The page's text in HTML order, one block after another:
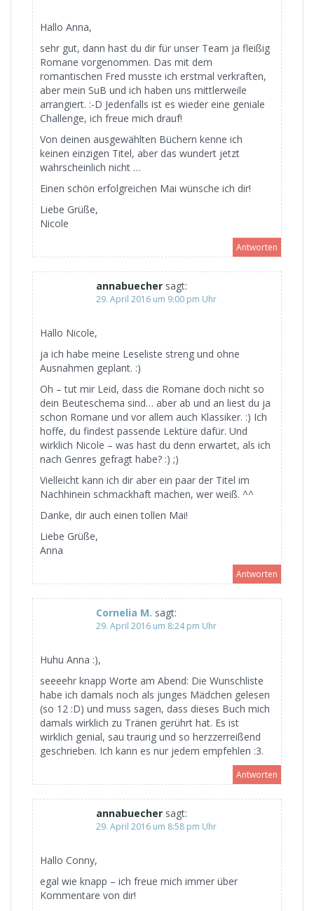
Hallo Anna,
sehr gut, dann hast du dir für unser Team ja fleißig
Romane vorgenommen. Das mit dem
romantischen Fred musste ich erstmal verkraften,
aber mein SuB und ich haben uns mittlerweile
arrangiert. :-D Jedenfalls ist es wieder eine geniale
Challenge, ich freue mich drauf!
Von deinen ausgewählten Büchern kenne ich
keinen einzigen Titel, aber das wundert jetzt
wahrscheinlich nicht …
Einen schön erfolgreichen Mai wünsche ich dir!
Liebe Grüße,
Nicole
Antworten
annabuecher sagt:
29. April 2016 um 9:00 pm Uhr
Hallo Nicole,
ja ich habe meine Leseliste streng und ohne
Ausnahmen geplant. :)
Oh – tut mir Leid, dass die Romane doch nicht so
dein Beuteschema sind… aber ab und an liest du ja
schon Romane und vor allem auch Klassiker. :) Ich
hoffe, du findest passende Lektüre dafür. Und
wirklich Nicole – was hast du denn erwartet, als ich
nach Genres gefragt habe? :) ;)
Vielleicht kann ich dir aber ein paar der Titel im
Nachhinein schmackhaft machen, wer weiß. ^^
Danke, dir auch einen tollen Mai!
Liebe Grüße,
Anna
Antworten
Cornelia M. sagt:
29. April 2016 um 8:24 pm Uhr
Huhu Anna :),
seeeehr knapp Worte am Abend: Die Wunschliste
habe ich damals noch als junges Mädchen gelesen
(so 12 :D) und muss sagen, dass dieses Buch mich
damals wirklich zu Tränen gerührt hat. Es ist
wirklich genial, sau traurig und so herzzerreißend
geschrieben. Ich kann es nur jedem empfehlen :3.
Antworten
annabuecher sagt:
29. April 2016 um 8:58 pm Uhr
Hallo Conny,
egal wie knapp – ich freue mich immer über
Kommentare von dir!